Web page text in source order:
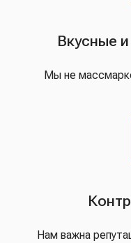
Вкусные
Мы не
Нам важна